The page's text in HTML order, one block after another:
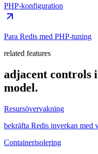
PHP-konfiguration
Para Redis med PHP-tuning
related features
adjacent controls
model.
Resursövervakning
bekräfta Redis inverkan med
Containerisolering